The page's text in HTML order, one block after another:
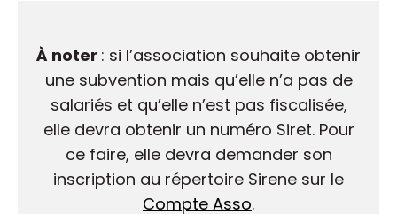
À noter : si l’association souhaite obtenir
une subvention mais qu’elle n’a pas de
salariés et qu’elle n’est pas fiscalisée,
elle devra obtenir un numéro Siret. Pour
ce faire, elle devra demander son
inscription au répertoire Sirene sur le
Compte Asso.